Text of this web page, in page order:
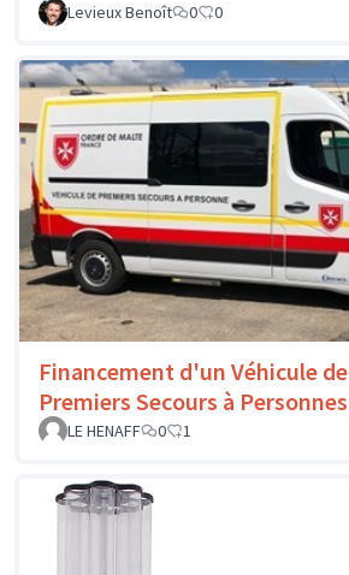
Levieux Benoît 0 0
Financement d'un Véhicule de
Premiers Secours à Personnes
LE HENAFF
0 1